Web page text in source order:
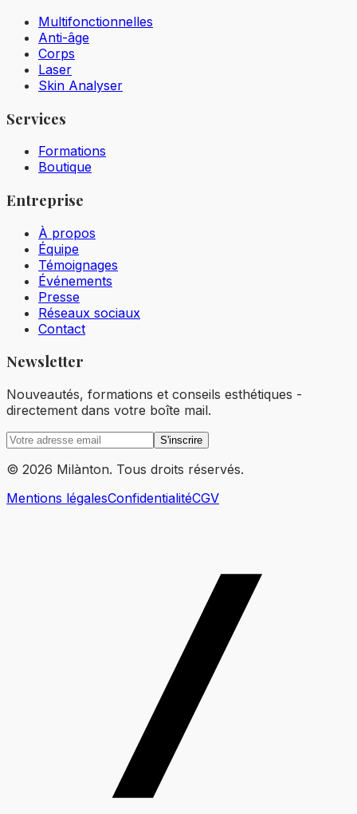
Multifonctionnelles
Anti-âge
Corps
Laser
Skin Analyser
Services
Formations
Boutique
Entreprise
À propos
Équipe
Témoignages
Événements
Presse
Réseaux sociaux
Contact
Newsletter
Nouveautés, formations et conseils esthétiques -
directement dans votre boîte mail.
S'inscrire
© 2026 Milànton. Tous droits réservés.
Mentions légalesConfidentialitéCGV